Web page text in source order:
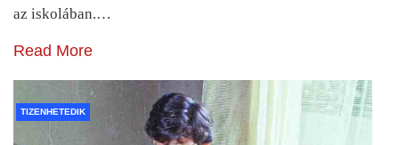
az iskolában.…
Read More
TIZENHETEDIK